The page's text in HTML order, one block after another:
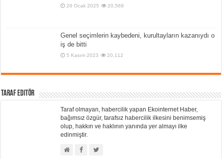
26 Ocak 2025 20,569
Genel seçimlerin kaybedeni, kurultayların kazanıydı o
iş de bitti
5 Kasım 2023 20,112
Taraf Editör
Taraf olmayan, habercilik yapan Ekointernet Haber,
bağımsız özgür, tarafsız habercilik ilkesini benimsemiş
olup, hakkın ve haklının yanında yer almayı ilke
edinmiştir.